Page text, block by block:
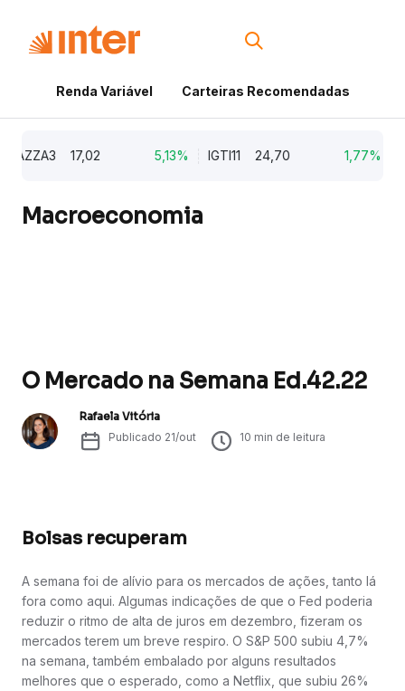
Renda Variável Carteiras Recomendadas
17,02 5,13% IGTI11 24,70 1,77%
Macroeconomia
O Mercado na Semana Ed.42.22
Rafaela Vitória
Publicado 21/out 10 min de leitura
Bolsas recuperam
A semana foi de alívio para os mercados de ações, tanto lá
fora como aqui. Algumas indicações de que o Fed poderia
reduzir o ritmo de alta de juros em dezembro, fizeram os
mercados terem um breve respiro. O S&P 500 subiu 4,7%
na semana, também embalado por alguns resultados
melhores que o esperado, como a Netflix, que subiu 26%